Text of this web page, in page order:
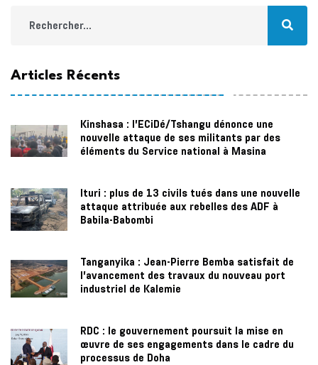
Articles Récents
Kinshasa : l’ECiDé/Tshangu dénonce une
nouvelle attaque de ses militants par des
éléments du Service national à Masina
Ituri : plus de 13 civils tués dans une nouvelle
attaque attribuée aux rebelles des ADF à
Babila-Babombi
Tanganyika : Jean-Pierre Bemba satisfait de
l’avancement des travaux du nouveau port
industriel de Kalemie
RDC : le gouvernement poursuit la mise en
œuvre de ses engagements dans le cadre du
processus de Doha